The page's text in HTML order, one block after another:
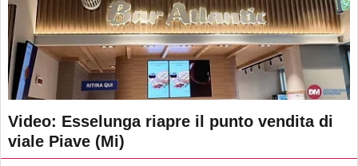
Video: Esselunga riapre il punto vendita di
viale Piave (Mi)